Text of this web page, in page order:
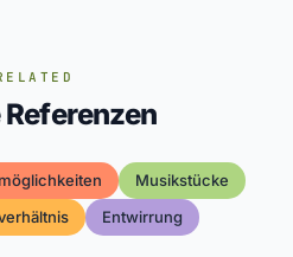
Musikstücke
Entwirrung